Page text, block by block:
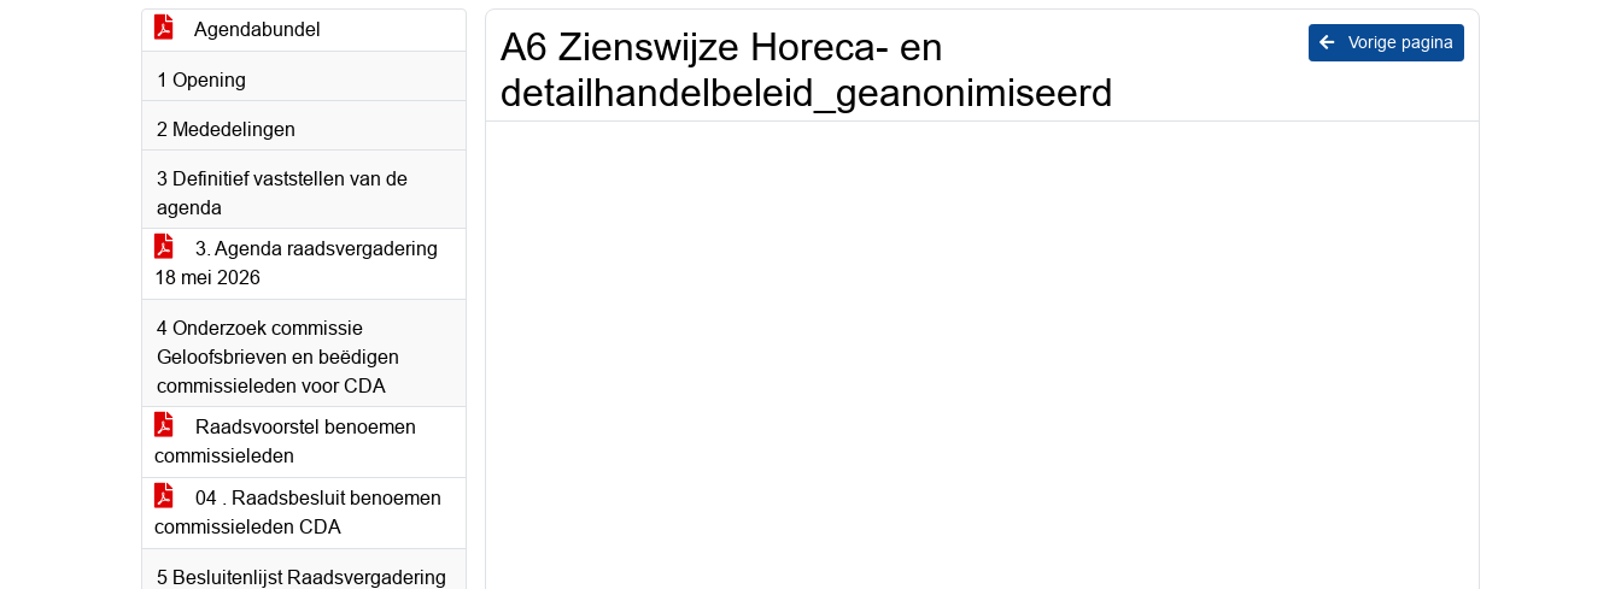
Agendabundel
1 Opening
2 Mededelingen
3 Definitief vaststellen van de
agenda
3. Agenda raadsvergadering
18 mei 2026
4 Onderzoek commissie
Geloofsbrieven en beëdigen
commissieleden voor CDA
Raadsvoorstel benoemen
commissieleden
04 . Raadsbesluit benoemen
commissieleden CDA
5 Besluitenlijst Raadsvergadering
Vorige pagina
A6 Zienswijze Horeca- en
detailhandelbeleid_geanonimiseerd